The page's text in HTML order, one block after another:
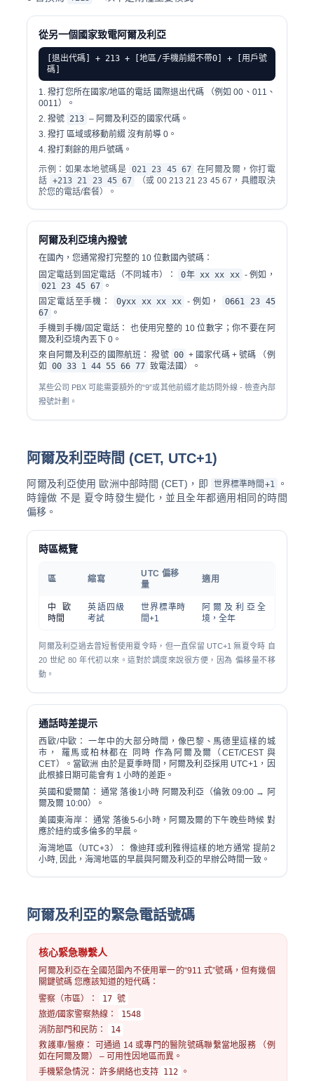
從另一個國家致電阿爾及利亞
[退出代碼] + 213 + [地區/手機前綴不帶0] + [用戶號
碼]
撥打您所在國家/地區的電話 國際退出代碼 （例如 00、011、
0011）。
撥號 213 – 阿爾及利亞的國家代碼。
撥打 區域或移動前綴 沒有前導 0。
撥打剩餘的用戶號碼。
示例：如果本地號碼是 021 23 45 67 在阿爾及爾，你打電
話 +213 21 23 45 67
（或 00 213 21 23 45 67，具體取決
於您的電話/套餐）。
阿爾及利亞境內撥號
在國內，您通常撥打完整的 10 位數國內號碼：
固定電話到固定電話（不同城市）：
0年 xx xx xx - 例如，
021 23 45 67 。
固定電話至手機：
0yxx xx xx xx - 例如，
0661 23 45
67 。
手機到手機/固定電話：
也使用完整的 10 位數字；你不要在阿
爾及利亞境內丟下 0。
來自阿爾及利亞的國際航班： 撥號 00 + 國家代碼 + 號碼 （例
如
00 33 1 44 55 66 77 致電法國）。
某些公司 PBX 可能需要額外的“9”或其他前綴才能訪問外線 - 檢查內部
撥號計劃。
阿爾及利亞時間 (CET, UTC+1)
阿爾及利亞使用歐洲中部時間 (CET) ，即 世界標準時間+1
。
時鐘做 不是 夏令時發生變化，並且全年都適用相同的時間
偏移。
時區概覽
區 縮寫
UTC 偏移
量
適用
中歐
時間
英語四級
考試
世界標準時
間+1
阿爾及利亞全
境，全年
阿爾及利亞過去曾短暫使用夏令時，但一直保留 UTC+1無夏令時 自
20 世紀 80 年代初以來。這對於調度來說很方便，因為 偏移量不移
動。
通話時差提示
西歐/中歐：
一年中的大部分時間，像巴黎、馬德里這樣的城
市， 羅馬或柏林都在
同時 作為阿爾及爾（CET/CEST 與
CET）。當歐洲 由於是夏季時間，阿爾及利亞採用 UTC+1，因
此根據日期可能會有 1 小時的差距。
英國和愛爾蘭： 通常落後1小時 阿爾及利亞（倫敦 09:00 → 阿
爾及爾 10:00）。
美國東海岸：
通常落後5-6小時，阿爾及爾的下午晚些時候 對
應於紐約或多倫多的早晨。
海灣地區（UTC+3）：
像迪拜或利雅得這樣的地方通常 提前2
小時, 因此，海灣地區的早晨與阿爾及利亞的早辦公時間一致。
阿爾及利亞的緊急電話號碼
核心緊急聯繫人
阿爾及利亞在全國范圍內不使用單一的“911 式”號碼，但有幾個
關鍵號碼 您應該知道的短代碼：
警察（市區）：
17 號
旅遊/國家警察熱線：
1548
消防部門和民防：
14
救護車/醫療：
可通過 14 或專門的醫院號碼聯繫當地服務 （例
如在阿爾及爾） – 可用性因地區而異。
手機緊急情況： 許多網絡也支持 112 。